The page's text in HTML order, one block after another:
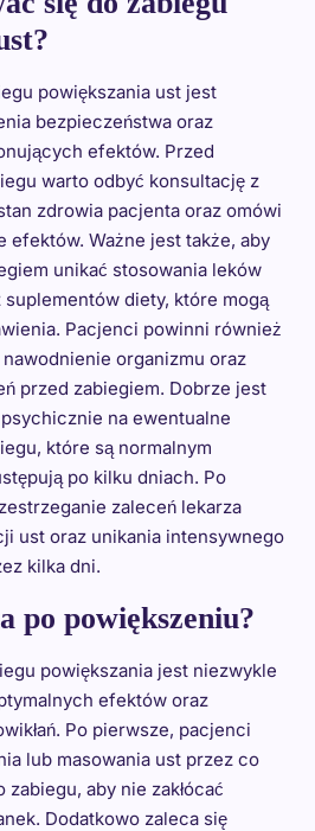
powiększania ust jest
bezpieczeństwa oraz
efektów. Przed
warto odbyć konsultację z
zdrowia pacjenta oraz omówi
efektów. Ważne jest także, aby
unikać stosowania leków
diety, które mogą
Pacjenci powinni również
organizmu oraz
przed zabiegiem. Dobrze jest
na ewentualne
które są normalnym
po kilku dniach. Po
zaleceń lekarza
ust oraz unikania intensywnego
kilka dni.
po powiększeniu?
powiększania jest niezwykle
efektów oraz
Po pierwsze, pacjenci
lub masowania ust przez co
aby nie zakłócać
Dodatkowo zaleca się